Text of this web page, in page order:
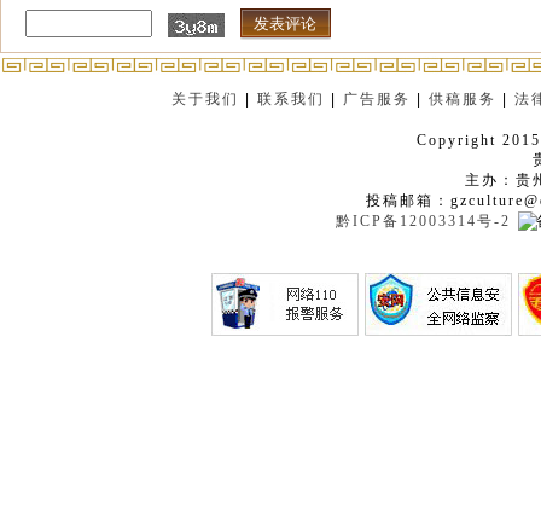
关于我们 |联系我们 广告服务 |供稿服务 |法
Copyright
主办：贵
投稿邮箱：
黔ICP备12003314号-2